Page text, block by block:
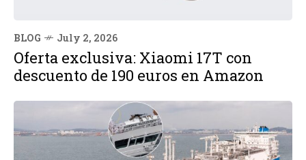
BLOG July 2, 2026
Oferta exclusiva: Xiaomi 17T con
descuento de 190 euros en Amazon